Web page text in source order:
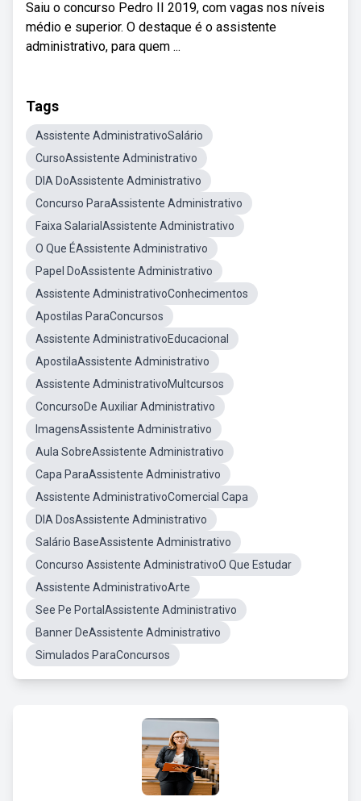
Saiu o concurso Pedro II 2019, com vagas nos níveis
médio e superior. O destaque é o assistente
administrativo, para quem ...
Tags
Assistente AdministrativoSalário
CursoAssistente Administrativo
DIA DoAssistente Administrativo
Concurso ParaAssistente Administrativo
Faixa SalarialAssistente Administrativo
O Que ÉAssistente Administrativo
Papel DoAssistente Administrativo
Assistente AdministrativoConhecimentos
Apostilas ParaConcursos
Assistente AdministrativoEducacional
ApostilaAssistente Administrativo
Assistente AdministrativoMultcursos
ConcursoDe Auxiliar Administrativo
ImagensAssistente Administrativo
Aula SobreAssistente Administrativo
Capa ParaAssistente Administrativo
Assistente AdministrativoComercial Capa
DIA DosAssistente Administrativo
Salário BaseAssistente Administrativo
Concurso Assistente AdministrativoO Que Estudar
Assistente AdministrativoArte
See Pe PortalAssistente Administrativo
Banner DeAssistente Administrativo
Simulados ParaConcursos